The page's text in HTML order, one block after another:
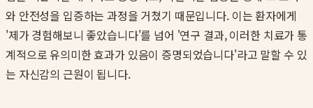
와 안전성을 입증하는 과정을 거쳤기 때문입니다. 이는 환자에게
'제가 경험해보니 좋았습니다'를 넘어 '연구 결과, 이러한 치료가 통
계적으로 유의미한 효과가 있음이 증명되었습니다'라고 말할 수 있
는 자신감의 근원이 됩니다.